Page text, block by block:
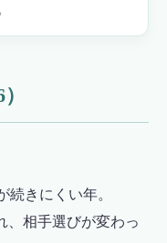
続きにくい年。
、相手選びが変わっ